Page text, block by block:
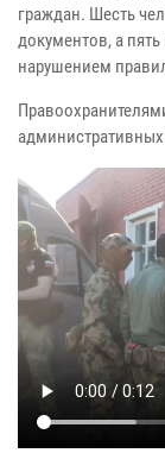
граждан. Шесть
документов, а
нарушением